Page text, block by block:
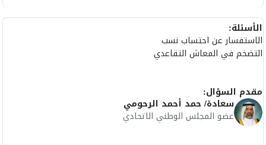
الأسئلة:
الاستفسار عن احتساب نسب
التضخم في المعاش التقاعدي
مقدم السؤال:
سعادة/ حمد أحمد الرحومي
عضو المجلس الوطني الاتحادي